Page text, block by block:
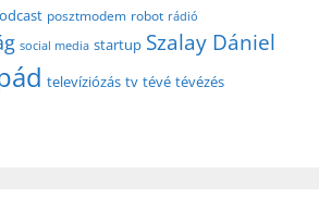
posztmodem robot rádió
social media startup Szalay Dániel
televíziózás tv tévé tévézés